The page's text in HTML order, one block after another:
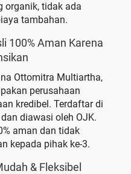
organik, tidak ada
tambahan.
100% Aman Karena
Ottomitra Multiartha,
perusahaan
kredibel. Terdaftar di
dan diawasi oleh OJK.
aman dan tidak
kepada pihak ke-3.
& Fleksibel